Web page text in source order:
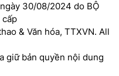
30/08/2024 do BỘ
cấp
& Văn hóa, TTXVN. All
giữ bản quyền nội dung